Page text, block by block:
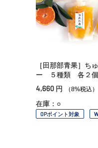
［田那部青果］ち
ー ５種類 各２個
4,660 円 （8%税込）
在庫：○
OPポイント対象